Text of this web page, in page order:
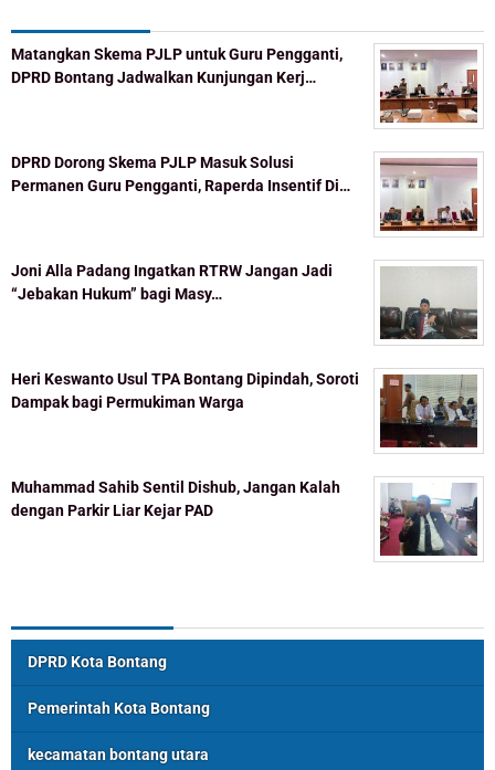
Matangkan Skema PJLP untuk Guru Pengganti,
DPRD Bontang Jadwalkan Kunjungan Kerj…
DPRD Dorong Skema PJLP Masuk Solusi
Permanen Guru Pengganti, Raperda Insentif Di…
Joni Alla Padang Ingatkan RTRW Jangan Jadi
“Jebakan Hukum” bagi Masy…
Heri Keswanto Usul TPA Bontang Dipindah, Soroti
Dampak bagi Permukiman Warga
Muhammad Sahib Sentil Dishub, Jangan Kalah
dengan Parkir Liar Kejar PAD
DPRD Kota Bontang
Pemerintah Kota Bontang
kecamatan bontang utara